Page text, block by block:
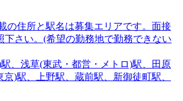
の住所と駅名は募集エリアです。面接
下さい。(希望の勤務地で勤務できない
、浅草(東武・都営・メトロ)駅、田原
)駅、上野駅、蔵前駅、新御徒町駅、